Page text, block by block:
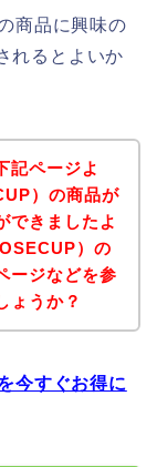
商品に興味の
れるとよいか
記ページよ
）の商品が
できましたよ
）の
ージなどを参
ょうか？
今すぐお得に